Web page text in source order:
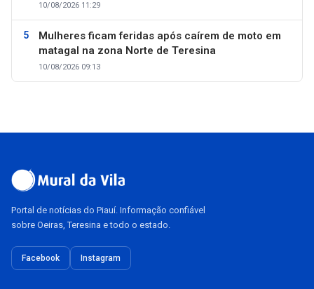
10/08/2026 11:29
Mulheres ficam feridas após caírem de moto em
matagal na zona Norte de Teresina
10/08/2026 09:13
Portal de notícias do Piauí. Informação confiável
sobre Oeiras, Teresina e todo o estado.
Facebook Instagram